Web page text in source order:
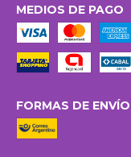
MEDIOS DE PAGO
FORMAS DE ENVÍO